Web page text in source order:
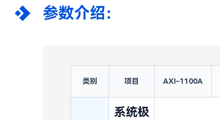
参数介绍：
类别 项目 AXI-1100A
系统极